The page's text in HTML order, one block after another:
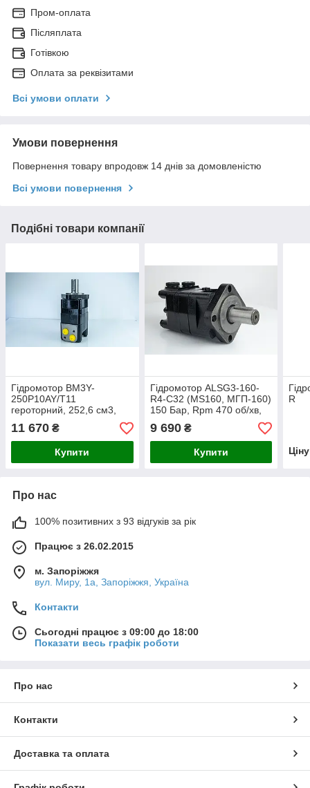
Пром-оплата
Післяплата
Готівкою
Оплата за реквізитами
Всі умови оплати
Умови повернення
Повернення товару впродовж 14 днів за домовленістю
Всі умови повернення
Подібні товари компанії
Гідромотор BM3Y-
250P10AY/T11
героторний, 252,6 см3,
Pmax 200 бар, M 684 Нм,
Об. 295 об/хв.
11 670 ₴
Купити
Гідромотор ALSG3-160-
R4-C32 (MS160, МГП-160)
150 Бар, Rpm 470 об/хв,
M 316 Hm, Amber Line
9 690₴
Купити
R
Про нас
100% позитивних з 93 відгуків за рік
Працює з 26.02.2015
м. Запоріжжя
вул. Миру, 1а, Запоріжжя, Україна
Контакти
Сьогодні працює з 09:00 до 18:00
Показати весь графік роботи
Про нас
Контакти
Доставка та оплата